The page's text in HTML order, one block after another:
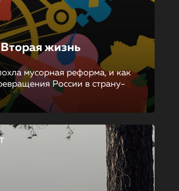
жизнь
мусорная реформа, и как
России в страну-